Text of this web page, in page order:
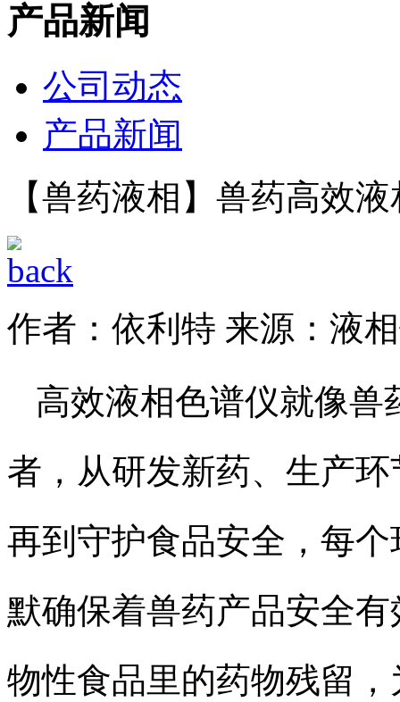
产品新闻
公司动态
产品新闻
【兽药液相】兽药高效
作者：依利特 来源：液
高效液相色谱仪就像兽
者，从研发新药、生产
再到守护食品安全，每
默确保着兽药产品安全
物性食品里的药物残留